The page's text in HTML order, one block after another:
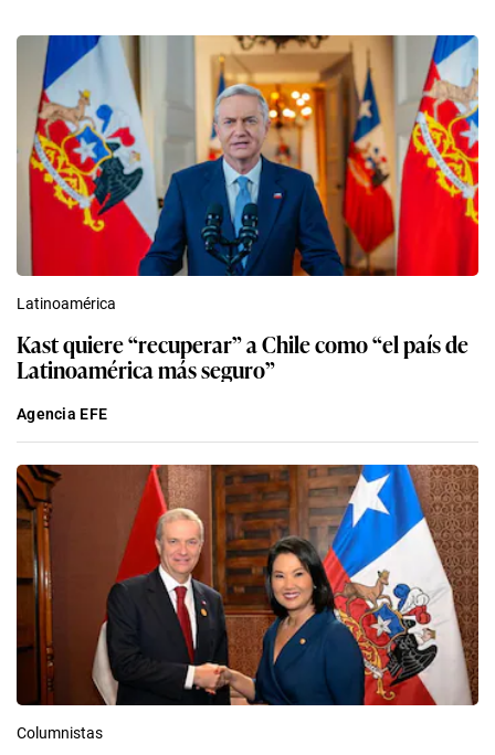
Latinoamérica
Kast quiere “recuperar” a Chile como “el país de
Latinoamérica más seguro”
Agencia EFE
Columnistas